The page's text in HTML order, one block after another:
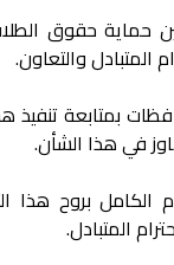
حماية حقوق
المتبادل والتعاون.
بمتابعة تنفيذ
في هذا الشأن.
الكامل بروح
المتبادل.